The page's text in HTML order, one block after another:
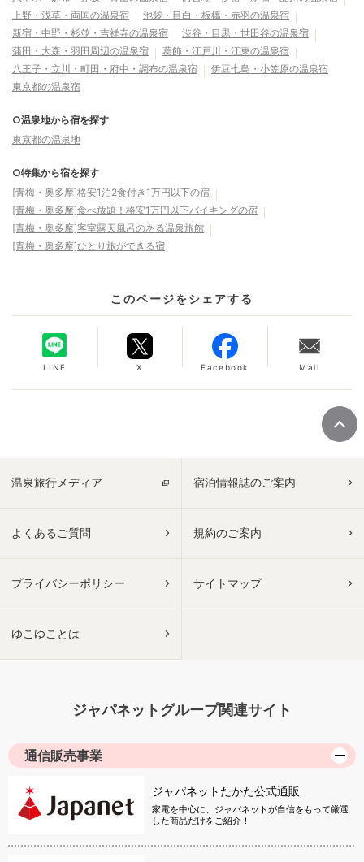
上野・浅草・両国の温泉宿
池袋・目白・板橋・赤羽の温泉宿
新宿・中野・杉並・吉祥寺の温泉宿
渋谷・目黒・世田谷の温泉宿
蒲田・大森・羽田周辺の温泉宿
葛飾・江戸川・江東の温泉宿
八王子・立川・町田・府中・調布の温泉宿
伊豆七島・小笠原の温泉宿
東京都の温泉宿
○温泉地から宿を探す
東京都の温泉地
○特集から宿を探す
[青梅・奥多摩]格安1泊2食付き1万円以下の宿
[青梅・奥多摩]食べ放題！格安1万円以下バイキングの宿
[青梅・奥多摩]客室露天風呂のある温泉旅館
[青梅・奥多摩]ひとり旅ができる宿
このページをシェアする
LINE X Facebook Mail
温泉旅行メディア 宿泊情報誌のご案内
よくあるご質問 規約のご案内
プライバシーポリシー サイトマップ
ゆこゆことは
ジャパネットグループ関連サイト
通信販売事業
ジャパネットたかた公式通販
家電を中心に、ジャパネットが自信をもって厳選
した商品だけをご紹介！